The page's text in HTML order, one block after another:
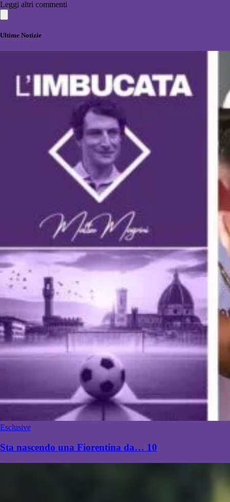
Leggi altri commenti
Ultime Notizie
Esclusive
Sta nascendo una Fiorentina da… 10